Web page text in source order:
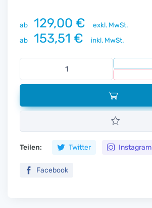
ab 129,00 €
exkl. MwSt.
ab
153,51 € inkl. MwSt.
Teilen: Twitter Instagram
Facebook